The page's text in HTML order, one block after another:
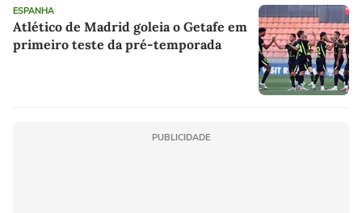
ESPANHA
Atlético de Madrid goleia o Getafe em
primeiro teste da pré-temporada
PUBLICIDADE